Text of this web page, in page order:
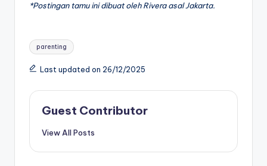
*Postingan tamu ini dibuat oleh Rivera asal Jakarta.
Tags:
parenting
Last updated on 26/12/2025
Guest Contributor
View All Posts